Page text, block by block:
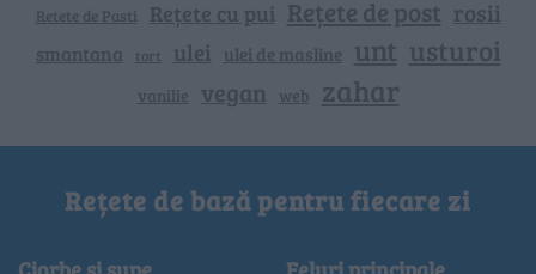
Retete de Pasti Rețete cu pui Rețete de post rosii
smantana tort ulei ulei de masline unt usturoi
vanilie vegan web zahar
Rețete de bază pentru fiecare zi